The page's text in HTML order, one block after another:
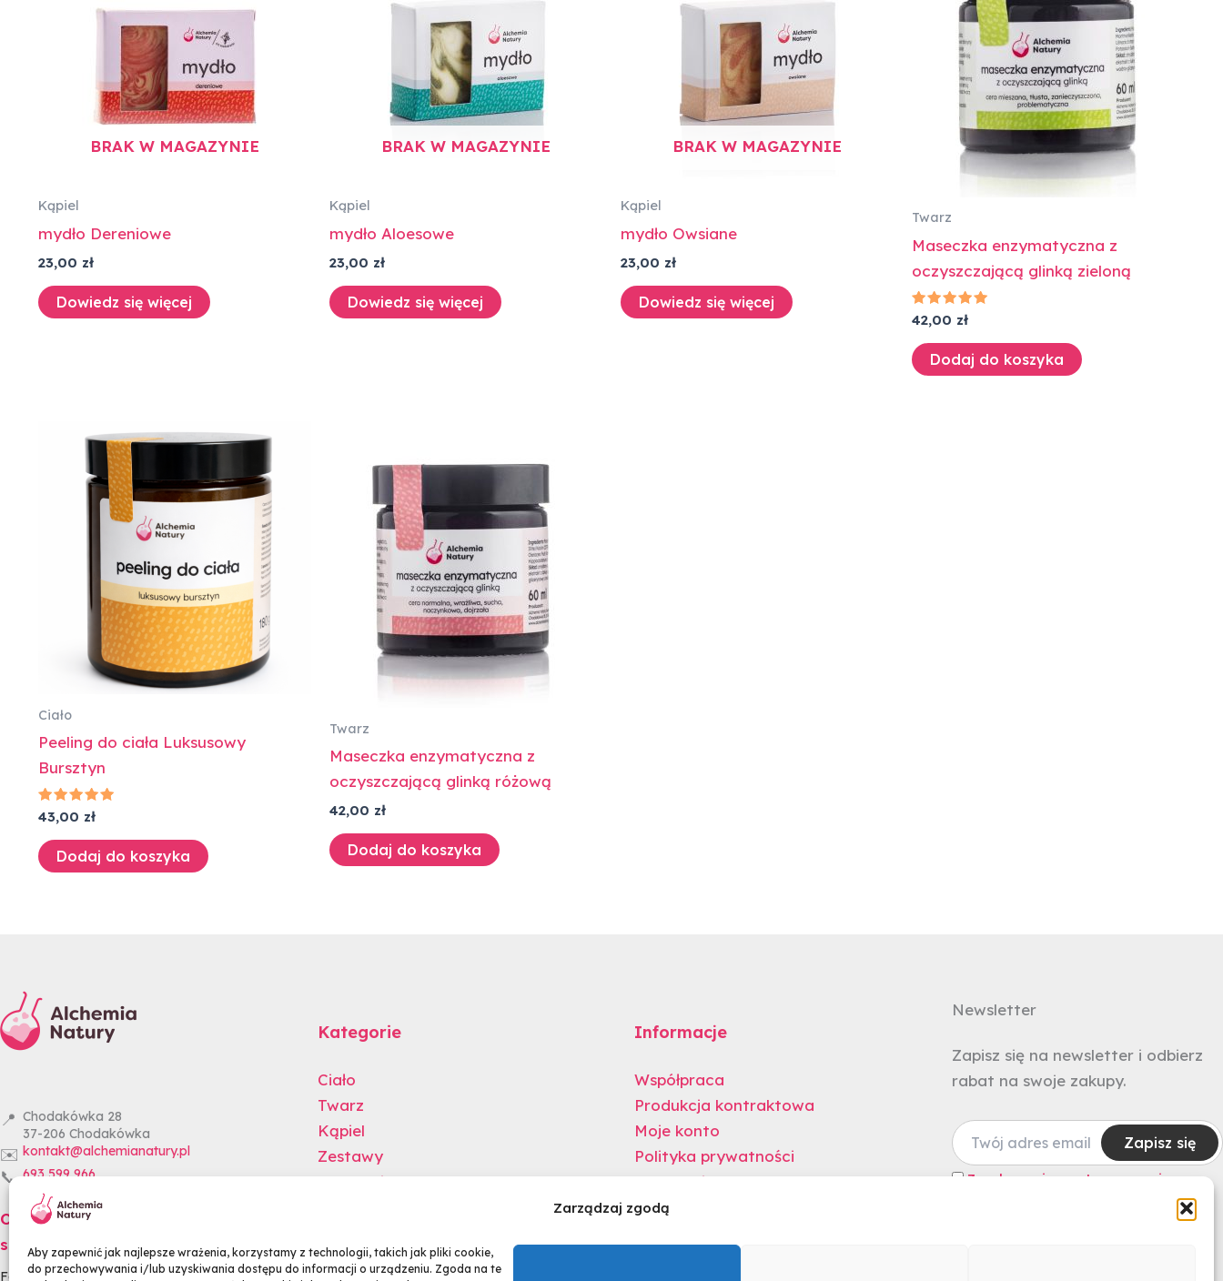
Zarządzaj zgodą
Aby zapewnić jak najlepsze wrażenia, korzystamy z technologii, takich jak pliki cookie,
do przechowywania i/lub uzyskiwania dostępu do informacji o urządzeniu. Zgoda na te
BRAK W MAGAZYNIE
Kąpiel
mydło Dereniowe
23,00 zł
Dowiedz się więcej
BRAK W MAGAZYNIE
Kąpiel
mydło Aloesowe
23,00 zł
Dowiedz się więcej
BRAK W MAGAZYNIE
Kąpiel
mydło Owsiane
23,00 zł
Dowiedz się więcej
Twarz
Maseczka enzymatyczna z
oczyszczającą glinką zieloną
Oceniono
5.00
na 5
42,00 zł
Dodaj do koszyka
Ciało
Peeling do ciała Luksusowy
Bursztyn
Oceniono
5.00
na 5
43,00 zł
Dodaj do koszyka
Twarz
Maseczka enzymatyczna z
oczyszczającą glinką różową
42,00 zł
Dodaj do koszyka
📍 Chodakówka 28
37-206 Chodakówka
✉️ kontakt@alchemianatury.pl
📞 693 599 966
Odwiedź nas w mediach
społecznościowych
FacebookInstagram
Kategorie
Ciało
Twarz
Kąpiel
Zestawy
Wszystkie produkty
Informacje
Współpraca
Produkcja kontraktowa
Moje konto
Polityka prywatności
Regulamin sklepu
Dostawa i płatności
Newsletter
Zapisz się na newsletter i odbierz
rabat na swoje zakupy.
Zgadzam się na otrzymywanie